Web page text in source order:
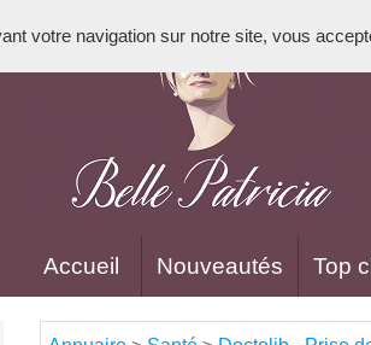
Accueil Nouveautés Top
votre navigation sur notre site, vous